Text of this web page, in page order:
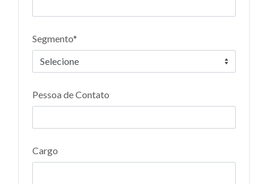
Segmento*
Pessoa de Contato
Cargo